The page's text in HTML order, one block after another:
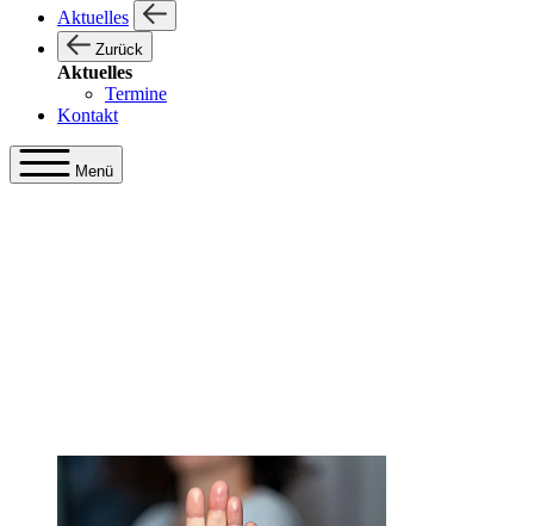
Aktuelles
Zurück
Aktuelles
Termine
Kontakt
Menü